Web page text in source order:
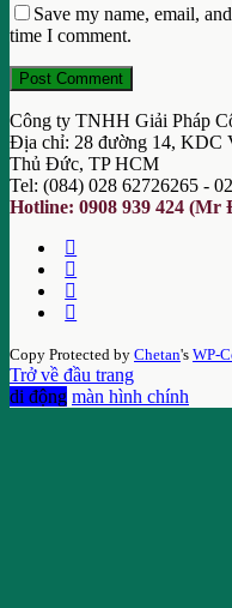
Save my name, email,
time I comment.
Công ty TNHH Giải Pháp
Địa chỉ: 28 đường 14, KDC
Thủ Đức, TP HCM
Tel: (084) 028 62726265 -
Hotline: 0908 939 424 (Mr
Copy Protected by Chetan's WP-
Trở về đầu trang
di động màn hình chính